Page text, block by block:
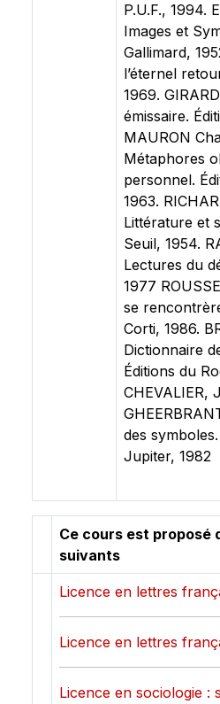
P.U.F., 1994.
Images et
Gallimard,
l’éternel
1969.
émissaire.
MAURON
Métaphores
personnel.
1963.
Littérature et
Seuil, 1954.
Lectures du
1977
se
Corti, 1986.
Dictionnaire
Éditions du
CHEVALIER,
des
Jupiter, 1982
Ce cours est proposé
suivants
Licence en lettres
Licence en lettres
Licence en sociologie :